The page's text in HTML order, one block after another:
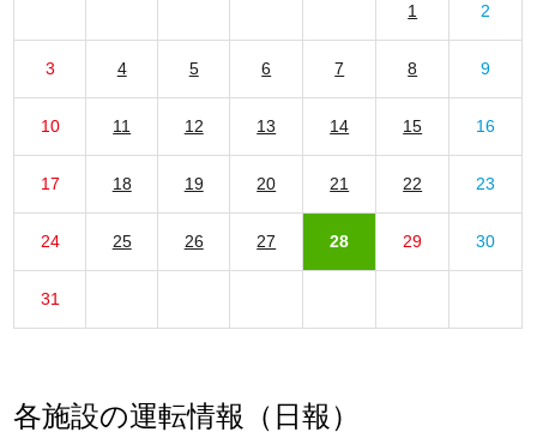
1 2
3 4 5 6 7 8 9
10 11 12 13 14 15 16
17 18 19 20 21 22 23
24 25 26 27 28 29 30
31
各施設の運転情報（日報）